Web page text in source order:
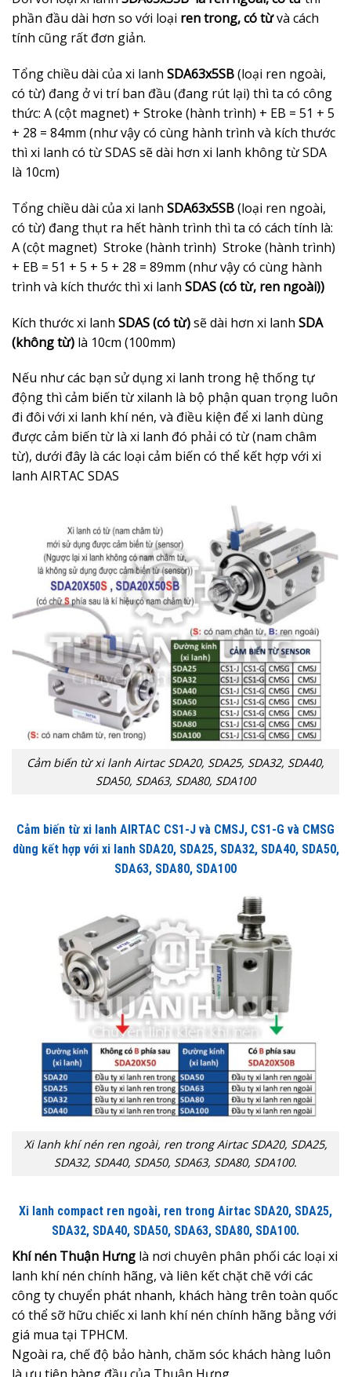
phần đầu dài hơn so với loại ren trong, có từvà cách
tính cũng rất đơn giản.
Tổng chiều dài của xi lanh SDA63x5SB(loại ren ngoài,
có từ) đang ở vi trí ban đầu (đang rút lại) thì ta có công
thức: A (cột magnet) + Stroke (hành trình) + EB = 51 + 5
+ 28 = 84mm (như vậy có cùng hành trình và kích thước
thì xi lanh có từ SDAS sẽ dài hơn xi lanh không từ SDA
là 10cm)
Tổng chiều dài của xi lanh SDA63x5SB(loại ren ngoài,
có từ) đang thụt ra hết hành trình thì ta có cách tính là:
A (cột magnet) Stroke (hành trình) Stroke (hành trình)
+ EB = 51 + 5 + 5 + 28 = 89mm (như vậy có cùng hành
trình và kích thước thì xi lanh SDAS (có từ, ren ngoài))
Kích thước xi lanh SDAS (có từ)sẽ dài hơn xi lanh SDA
(không từ) là 10cm (100mm)
Nếu như các bạn sử dụng xi lanh trong hệ thống tự
động thì cảm biến từ xilanh là bộ phận quan trọng luôn
đi đôi với xi lanh khí nén, và điều kiện để xi lanh dùng
được cảm biến từ là xi lanh đó phải có từ (nam châm
từ), dưới đây là các loại cảm biến có thể kết hợp với xi
lanh AIRTAC SDAS
Cảm biến từ xi lanh Airtac SDA20, SDA25, SDA32, SDA40,
SDA50, SDA63, SDA80, SDA100
Cảm biến từ xi lanh AIRTAC CS1-J và CMSJ, CS1-G và CMSG
dùng kết hợp với xi lanh SDA20, SDA25, SDA32, SDA40, SDA50,
SDA63, SDA80, SDA100
Xi lanh khí nén ren ngoài, ren trong Airtac SDA20, SDA25,
SDA32, SDA40, SDA50, SDA63, SDA80, SDA100.
Xi lanh compact ren ngoài, ren trong Airtac SDA20, SDA25,
SDA32, SDA40, SDA50, SDA63, SDA80, SDA100.
Khí nén Thuận Hưng là nơi chuyên phân phối các loại xi
lanh khí nén chính hãng, và liên kết chặt chẽ với các
công ty chuyển phát nhanh, khách hàng trên toàn quốc
có thể sỡ hữu chiếc xi lanh khí nén chính hãng bằng với
giá mua tại TPHCM.
Ngoài ra, chế độ bảo hành, chăm sóc khách hàng luôn